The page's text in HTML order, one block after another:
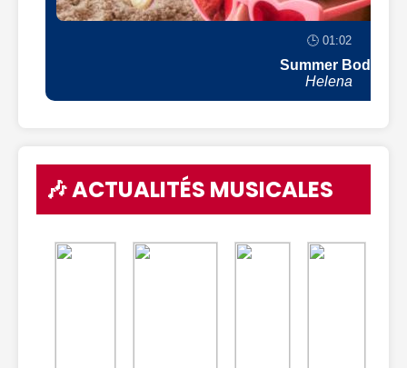
🕒 01:02
Summer Body
Helena
🎶 ACTUALITÉS MUSICALES